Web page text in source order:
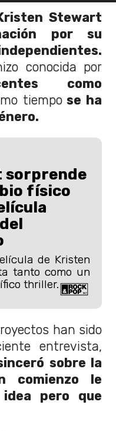
Stewart
por su
conocida por
como
tiempose ha
sorprende
físico
de Kristen
tanto como un
thriller.
han sido
entrevista,
sobre la
comienzo le
pero que